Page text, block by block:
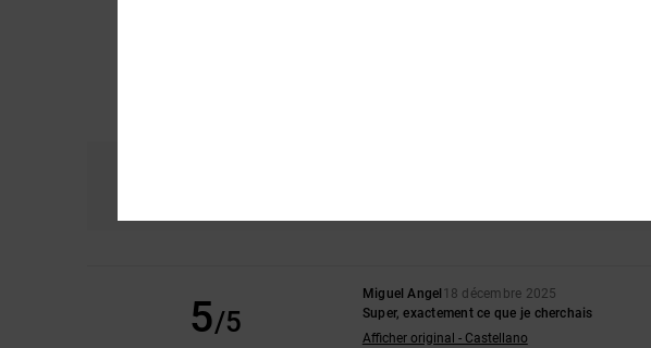
5/5
Miguel Angel 18 décembre 2025
Super, exactement ce que je cherchais
Afficher original - Castellano